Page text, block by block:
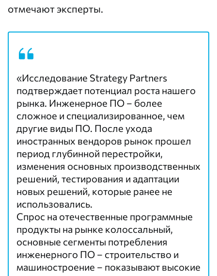
отмечают эксперты.
«Исследование Strategy Partners
подтверждает потенциал роста нашего
рынка. Инженерное ПО – более
сложное и специализированное, чем
другие виды ПО. После ухода
иностранных вендоров рынок прошел
период глубинной перестройки,
изменения основных производственных
решений, тестирования и адаптации
новых решений, которые ранее не
использовались.
Спрос на отечественные программные
продукты на рынке колоссальный,
основные сегменты потребления
инженерного ПО – строительство и
машиностроение – показывают высокие